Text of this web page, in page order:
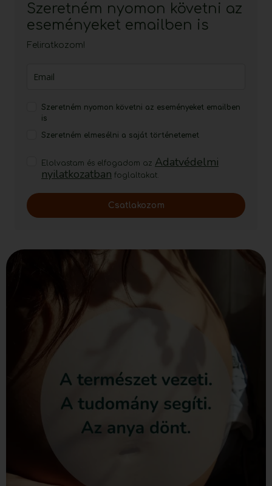
Szeretném nyomon követni az
eseményeket emailben is
Feliratkozom!
Szeretném nyomon követni az eseményeket emailben
is
Szeretném elmesélni a saját történetemet
Elolvastam és elfogadom az Adatvédelmi
nyilatkozatban foglaltakat.
Csatlakozom